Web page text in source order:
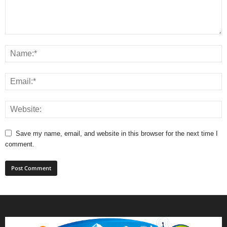
Save my name, email, and website in this browser for the next time I
comment.